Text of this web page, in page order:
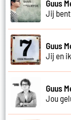
Guus
Jij
Guus
Jij en ik
Guus
Jou